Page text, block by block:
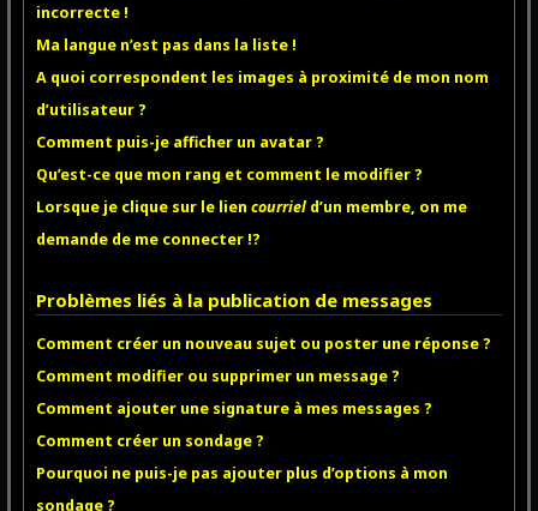
incorrecte !
Ma langue n’est pas dans la liste !
A quoi correspondent les images à proximité de mon nom
d’utilisateur ?
Comment puis-je afficher un avatar ?
Qu’est-ce que mon rang et comment le modifier ?
Lorsque je clique sur le lien courriel d’un membre, on me
demande de me connecter !?
Problèmes liés à la publication de messages
Comment créer un nouveau sujet ou poster une réponse ?
Comment modifier ou supprimer un message ?
Comment ajouter une signature à mes messages ?
Comment créer un sondage ?
Pourquoi ne puis-je pas ajouter plus d’options à mon
sondage ?